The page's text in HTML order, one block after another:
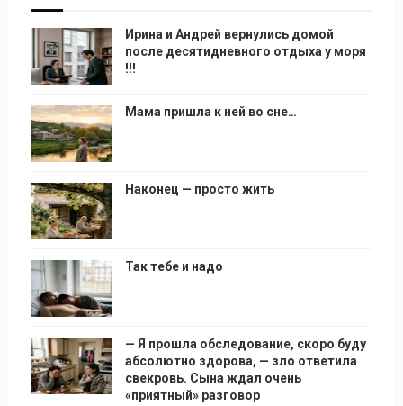
Ирина и Андрей вернулись домой
после десятидневного отдыха у моря
!!!
Мама пришла к ней во сне…
Наконец — просто жить
Так тебе и надо
— Я прошла обследование, скоро буду
абсолютно здорова, — зло ответила
свекровь. Сына ждал очень
«приятный» разговор